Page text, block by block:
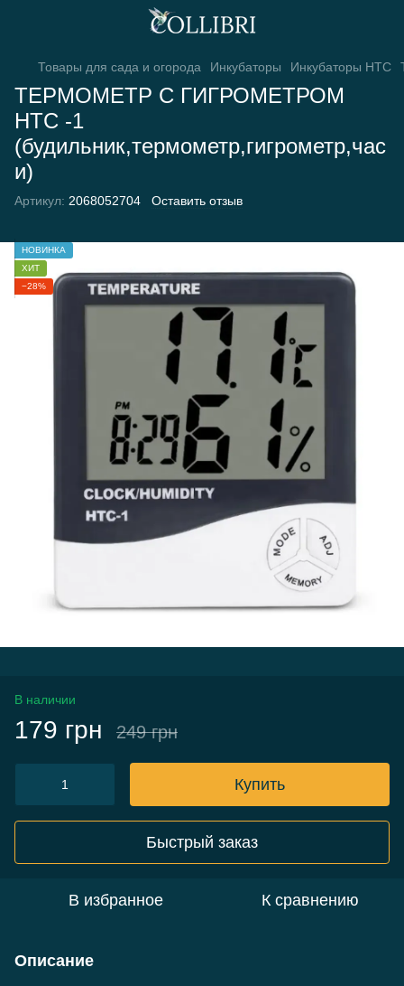
Товары для сада и огорода Инкубаторы Инкубаторы HTC
ТЕРМОМЕТР С ГИГРОМЕТРОМ
HTC -1
(будильник,термометр,гигрометр,час
и)
Артикул: 2068052704 Оставить отзыв
НОВИНКА
ХИТ
−28%
В наличии
179 грн 249 грн
Купить
Быстрый заказ
В избранное К сравнению
Описание